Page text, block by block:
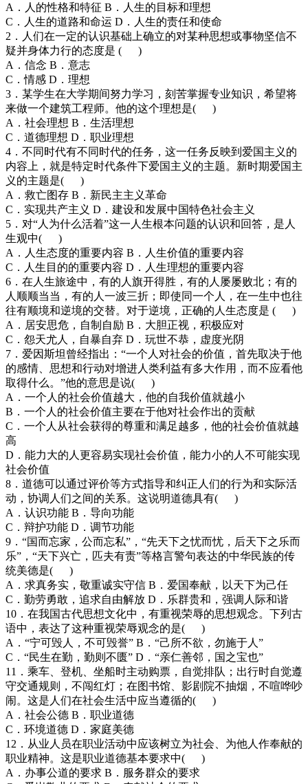
A．人的性格和特征 B．人生的目标和理想
C．人生的道路和命运 D．人生的责任和使命
2．人们在一定的认识基础上确立的对某种思想或事物坚信不
疑并身体力行的态度是 ( )
A．信念 B．意志
C．情感 D．理想
3．某学生在大学期间努力学习，刻苦掌握专业知识，希望将
来做一个建筑工程师。他的这个理想是( )
A．社会理想 B．生活理想
C．道德理想 D．职业理想
4．不同时代有不同时代的任务，这一任务反映到爱国主义的
内容上，就是特定时代条件下爱国主义的主题。新时期爱国主
义的主题是( )
A．救亡图存 B．新民主主义革命
C．实现共产主义 D．建设和发展中国特色社会主义
5．对“人为什么活着”这一人生根本问题的认识和回答，是人
生观中( )
A．人生态度的重要内容 B．人生价值的重要内容
C．人生目的的重要内容 D．人生理想的重要内容
6．在人生旅途中，有的人旗开得胜，有的人屡屡败北；有的
人顺顺当当，有的人一波三折；即使同一个人，在一生中也往
往有顺境和逆境的交替。对于逆境，正确的人生态度是 ( )
A．居安思危，自制自励 B．大胆正视，积极应对
C．怨天尤人，自暴自弃 D．玩世不恭，虚度光阴
7．爱因斯坦曾经指出：“一个人对社会的价值，首先取决于他
的感情、思想和行动对增进人类利益有多大作用，而不应看他
取得什么。”他的意思是说( )
A．一个人的社会价值越大，他的自我价值就越小
B．一个人的社会价值主要在于他对社会作出的贡献
C．一个人从社会获得的尊重和满足越多，他的社会价值就越
高
D．能力大的人更容易实现社会价值，能力小的人不可能实现
社会价值
8．道德可以通过评价等方式指导和纠正人们的行为和实际活
动，协调人们之间的关系。这说明道德具有( )
A．认识功能 B．导向功能
C．辩护功能 D．调节功能
9．“国而忘家，公而忘私”，“先天下之忧而忧，后天下之乐而
乐”，“天下兴亡，匹夫有责”等格言警句表达的中华民族的传
统美德是( )
A．求真务实，敬重诚实守信 B．爱国奉献，以天下为己任
C．勤劳勇敢，追求自由解放 D．乐群贵和，强调人际和谐
10．在我国古代思想文化中，有重视荣辱的思想观念。下列古
语中，表达了这种重视荣辱观念的是( )
A．“宁可毁人，不可毁誉” B．“己所不欲，勿施于人”
C．“民生在勤，勤则不匮” D．“亲仁善邻，国之宝也”
11．乘车、登机、坐船时主动购票，自觉排队；出行时自觉遵
守交通规则，不闯红灯；在图书馆、影剧院不抽烟，不喧哗吵
闹。这是人们在社会生活中应当遵循的( )
A．社会公德 B．职业道德
C．环境道德 D．家庭美德
12．从业人员在职业活动中应该树立为社会、为他人作奉献的
职业精神。这是职业道德基本要求中( )
A．办事公道的要求 B．服务群众的要求